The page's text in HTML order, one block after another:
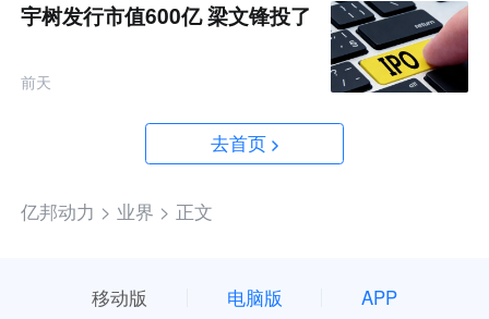
宇树发行市值600亿 梁文锋投了
前天
去首页
亿邦动力 > 业界 > 正文
移动版 电脑版 APP